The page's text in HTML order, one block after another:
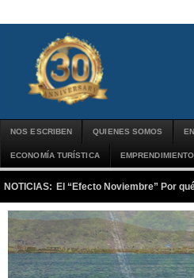
NOS ESCRIBEN QUIENES SOMOS
ECONOMÍA TURÍSTICA
NOTICIAS: El “Efecto Noviembre” Por